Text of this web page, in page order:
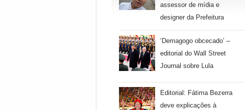
assessor de mídia e
designer da Prefeitura
‘Demagogo obcecado’ –
editorial do Wall Street
Journal sobre Lula
Editorial: Fátima Bezerra
deve explicações à